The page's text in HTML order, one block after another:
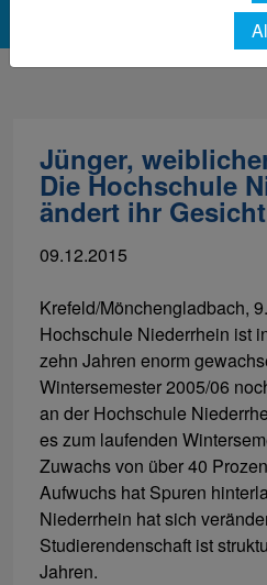
Jünger,
Die Hochschule
ändert ihr Gesicht
09.12.2015
Krefeld/Mönchengladbach,
Hochschule Niederrhein ist
zehn Jahren enorm
Wintersemester 2005/06
an der Hochschule
es zum laufenden
Zuwachs von über 40
Aufwuchs hat Spuren
Niederrhein hat sich
Studierendenschaft ist
Jahren.